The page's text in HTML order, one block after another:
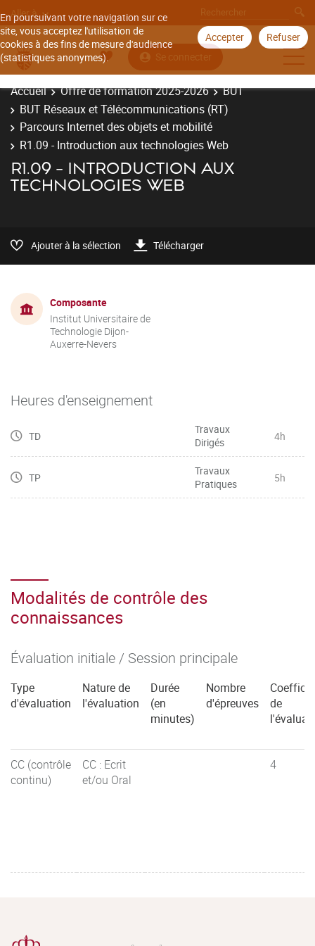
En poursuivant votre navigation sur ce
site, vous acceptez l'utilisation de
cookies à des fins de mesure d'audience
(statistiques anonymes).
Accepter Refuser
Aller à
Se connecter
Accueil Offre de formation 2025-2026
BUT
BUT Réseaux et Télécommunications (RT)
Parcours Internet des objets et mobilité
R1.09 - Introduction aux technologies Web
R1.09 - INTRODUCTION AUX
TECHNOLOGIES WEB
Ajouter à la sélection Télécharger
Composante
Institut Universitaire de
Technologie Dijon-
Auxerre-Nevers
Heures d'enseignement
TD
Travaux
Dirigés
4h
TP
Travaux
Pratiques
5h
Modalités de contrôle des
connaissances
Évaluation initiale / Session principale
Type
d'évaluation
Nature de
l'évaluation
Durée
(en
minutes)
Nombre
d'épreuves
de
CC (contrôle
continu)
CC : Ecrit
et/ou Oral
4